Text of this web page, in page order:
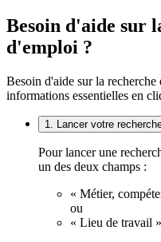
Besoin d'aide sur
d'emploi ?
Besoin d'aide sur la
informations essentielles en
1. Lancer votre
Pour lancer une
un des deux champs :
« Métier,
ou
« Lieu de travail